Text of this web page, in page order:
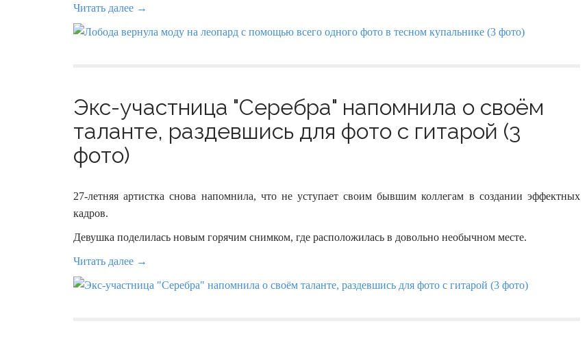
Читать далее →
Экс-участница "Серебра" напомнила о своём
таланте, раздевшись для фото с гитарой (3
фото)
27-летняя артистка снова напомнила, что не уступает своим бывшим коллегам в создании эффектных
кадров.
Девушка поделилась новым горячим снимком, где расположилась в довольно необычном месте.
Читать далее →